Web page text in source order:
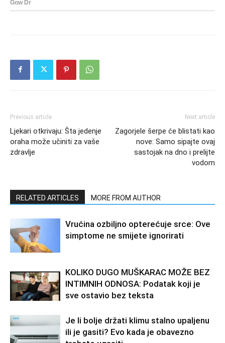
Previous article
Ljekari otkrivaju: Šta jedenje
oraha može učiniti za vaše
zdravlje
Next article
Zagorjele šerpe će blistati kao
nove: Samo sipajte ovaj
sastojak na dno i prelijte
vodom
RELATED ARTICLES MORE FROM AUTHOR
Vrućina ozbiljno opterećuje srce: Ove
simptome ne smijete ignorirati
KOLIKO DUGO MUŠKARAC MOŽE BEZ
INTIMNIH ODNOSA: Podatak koji je
sve ostavio bez teksta
Je li bolje držati klimu stalno upaljenu
ili je gasiti? Evo kada je obavezno